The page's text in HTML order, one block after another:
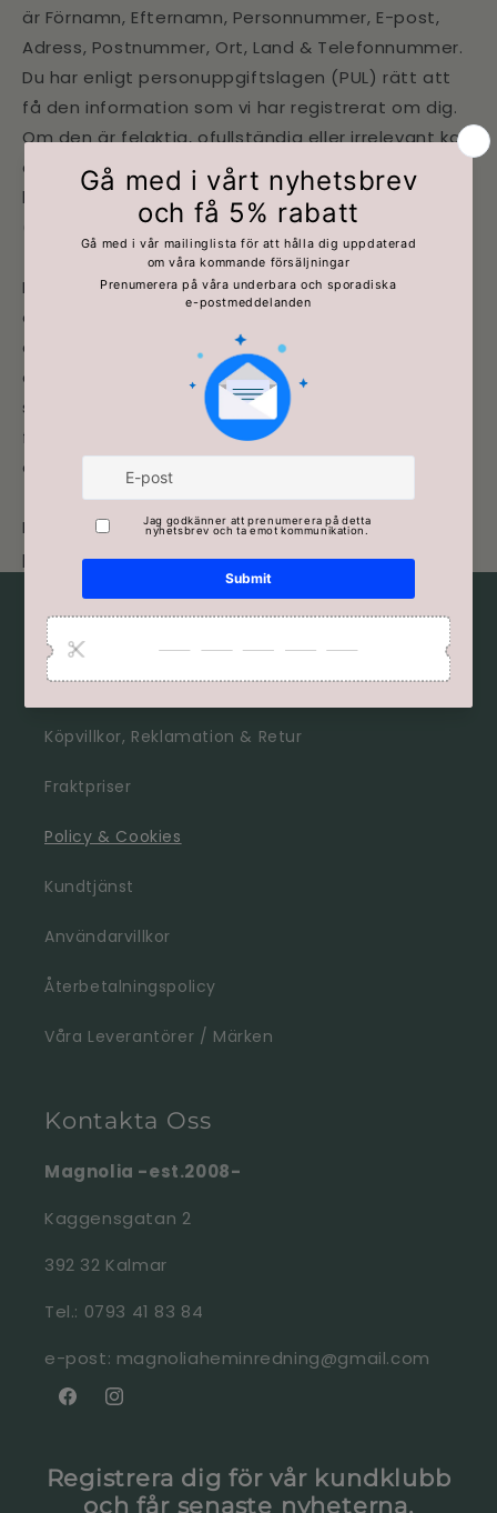
är Förnamn, Efternamn, Personnummer, E-post,
Adress, Postnummer, Ort, Land & Telefonnummer.
Du har enligt personuppgiftslagen (PUL) rätt att
få den information som vi har registrerat om dig.
Om den är felaktig, ofullständig eller irrelevant kan
du begära att informationen ska rättas eller tas
bort. Kontakta oss i så fall via e-post
(magnoliaheminredning@gmail.com).
Personuppgifter lagras i vårt system när du lägger
en order hos oss. Ingen obehörig har tillgång till
detta register och uppgifterna lämnas inte ut till
andra företag med undantag för våra
samarbetspartners som hanterar betalning,
fakturering och transport. Kundregistret förs i
enlighet med GDPR.
I enlighet med bokföringslagen sparar vi
personuppgifter i 7 år.
Handla Hos Oss
Våra Öppettider
Köpvillkor, Reklamation & Retur
Fraktpriser
Policy & Cookies
Kundtjänst
Användarvillkor
Återbetalningspolicy
Våra Leverantörer / Märken
Kontakta Oss
Magnolia -est.2008-
Kaggensgatan 2
392 32 Kalmar
Tel.: 0793 41 83 84
e-post: magnoliaheminredning@gmail.com
FacebookInstagram
Registrera dig för vår kundklubb
och får senaste nyheterna,